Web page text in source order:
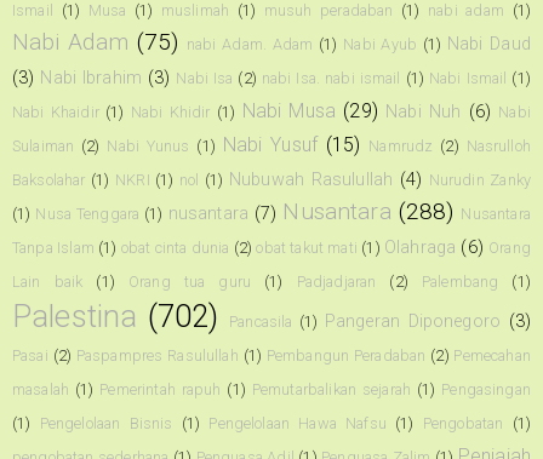
Ismail
(1) Musa (1) muslimah (1) musuh peradaban (1) nabi adam (1)
Nabi Adam (75) nabi Adam. Adam (1) Nabi Ayub (1) Nabi Daud
(3) Nabi Ibrahim (3) Nabi Isa (2) nabi Isa. nabi ismail (1) Nabi Ismail (1)
Nabi Khaidir (1) Nabi Khidir (1) Nabi Musa (29) Nabi Nuh (6) Nabi
Sulaiman (2) Nabi Yunus (1) Nabi Yusuf (15) Namrudz (2) Nasrulloh
Baksolahar (1) NKRI (1) nol (1) Nubuwah Rasulullah (4) Nurudin Zanky
(1) Nusa Tenggara (1) nusantara (7) Nusantara (288) Nusantara
Tanpa Islam (1) obat cinta dunia (2) obat takut mati (1) Olahraga (6) Orang
Lain baik
(1) Orang tua guru (1) Padjadjaran (2) Palembang (1)
Palestina (702) Pancasila (1) Pangeran Diponegoro (3)
Pasai (2) Paspampres Rasulullah (1) Pembangun Peradaban (2) Pemecahan
masalah (1) Pemerintah rapuh (1) Pemutarbalikan sejarah (1) Pengasingan
(1)
Pengelolaan Bisnis (1) Pengelolaan Hawa Nafsu (1) Pengobatan
(1)